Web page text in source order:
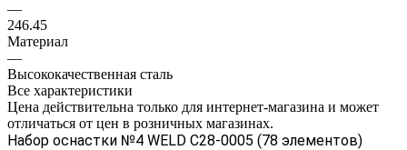
—
246.45
Материал
—
Высококачественная сталь
Все характеристики
Цена действительна только для интернет-магазина и может
отличаться от цен в розничных магазинах.
Набор оснастки №4 WELD С28-0005 (78 элементов)